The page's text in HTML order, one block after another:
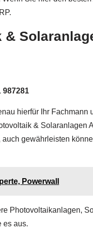
987281
hierfür Ihr
& Solaranlagen
gewährleisten
Powerwall
Photovoltaikanlagen,
es aus.